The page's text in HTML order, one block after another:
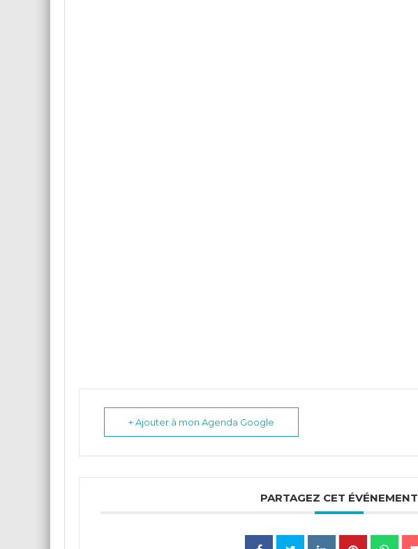
+ Ajouter à mon Agenda Google
PARTAGEZ CET ÉVÉNEMENT